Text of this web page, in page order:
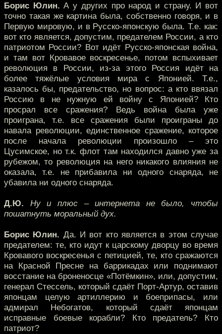
Борис Юлин. А у других про народ и страну. И вот
точно такая же картина была, собственно говоря, и в
Первую мировую, и в Русско-японскую была. Т.е. как:
вот кто является, допустим, предателем России, а кто
патриотом России? Вот идёт Русско-японская война,
и там вот Кровавое воскресенье, потом вспыхивает
революция в России, из-за этого Россия идёт на
более тяжёлые условия мира с Японией. Т.е.,
казалось бы, предательство, но вопрос: а кто ввязал
Россию в не нужную ей войну с Японией? Кто
просрал все сражения? Ведь война была уже
проиграна, т.е. все сражения были проиграны до
навала революции, единственное сражение, которое
после начала революции произошло – это
Цусимское, но т.к. флот там находился давно уже за
рубежом, то революция на него никакого влияния не
оказала, т.е. не прибавила ни одного снаряда, не
убавила ни одного снаряда.
Д.Ю. Ну и плюс – интернета не было, чтобы
пошатнуть моральный дух.
Борис Юлин. Да. И вот кто является в этом случае
предателем: те, кто идут к царскому дворцу во время
Кровавого воскресенья с петицией, те, кто сражаются
на Красной Пресне на баррикадах или поднимают
восстание на броненосце «Потёмкин», или, допустим,
генерал Стессель, который сдаёт Порт-Артур, оставив
японцам целую артиллерию и боеприпасы, или
адмирал Небогатов, который сдаёт японцам
исправные боевые корабли? Кто предатель? Кто
патриот?